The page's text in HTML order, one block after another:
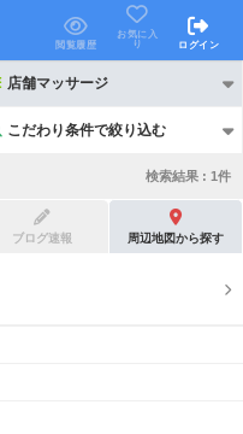
閲覧履歴
お気に入
り
ログイン
店舗マッサージ
こだわり条件で絞り込む
こだわり条件で絞り込む
検索結果 : 1件
ブログ速報 周辺地図から探す